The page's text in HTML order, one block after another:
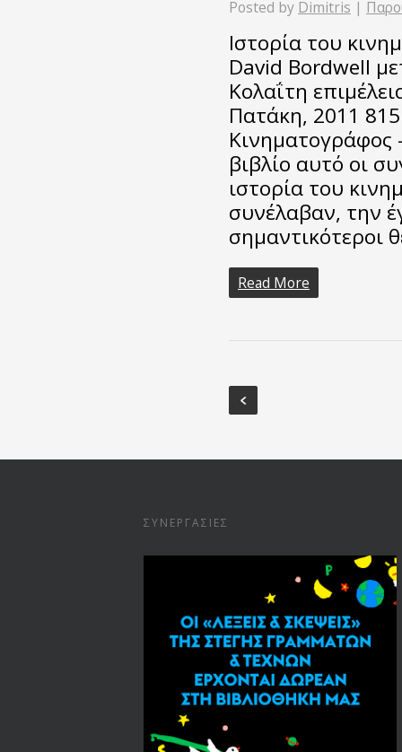
Posted by Dimitris |
Ιστορία του
David Bordwell
Κολαΐτη
Πατάκη, 2011
Κινηματογράφος
βιβλίο αυτό οι
ιστορία του
συνέλαβαν, την
σημαντικότεροι
Read More
ΣΥΝΕΡΓΑΣΊΕΣ